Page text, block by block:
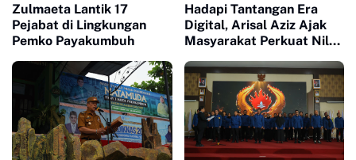
Zulmaeta Lantik 17
Pejabat di Lingkungan
Pemko Payakumbuh
Hadapi Tantangan Era
Digital, Arisal Aziz Ajak
Masyarakat Perkuat Nilai